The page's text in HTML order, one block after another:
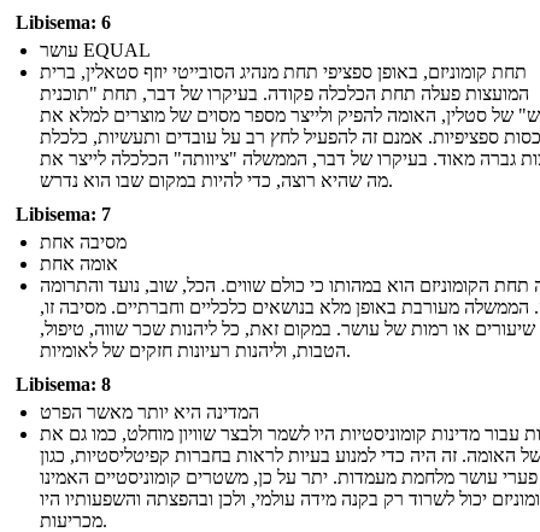
Libisema: 6
עושר EQUAL
תחת קומוניזם, באופן ספציפי תחת מנהיג הסובייטי יוזף סטאלין, ברית
המועצות פעלה תחת הכלכלה פקודה. בעיקרו של דבר, תחת "תוכנית
של סטלין, האומה להפיק ולייצר מספר מסוים של מוצרים למלא את
ספציפיות. אמנם זה להפעיל לחץ רב על עובדים ותעשיות, כלכלת
גברה מאוד. בעיקרו של דבר, הממשלה "ציוותה" הכלכלה לייצר את
מה שהיא רוצה, כדי להיות במקום שבו הוא נדרש.
Libisema: 7
מסיבה אחת
אומה אחת
תחת הקומוניזם הוא במהותו כי כולם שווים. הכל, שוב, נועד והתרומה
הממשלה מעורבת באופן מלא בנושאים כלכליים וחברתיים. מסיבה זו,
שיעורים או רמות של עושר. במקום זאת, כל ליהנות שכר שווה, טיפול,
הטבות, וליהנות רעיונות חזקים של לאומיות.
Libisema: 8
המדינה היא יותר מאשר הפרט
עבור מדינות קומוניסטיות היו לשמר ולבצר שוויון מוחלט, כמו גם את
האומה. זה היה כדי למנוע בעיות לראות בחברות קפיטליסטיות, כגון
פערי עושר מלחמת מעמדות. יתר על כן, משטרים קומוניסטיים האמינו
יכול לשרוד רק בקנה מידה עולמי, ולכן ובהפצתה והשפעותיו היו
מכריעות.